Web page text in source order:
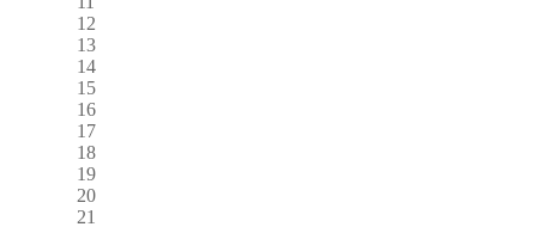
12
13
14
15
16
17
18
19
20
21